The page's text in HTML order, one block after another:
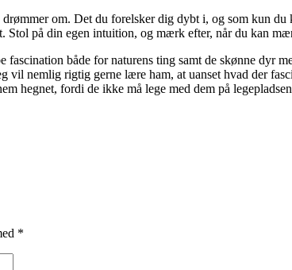
drømmer om. Det du forelsker dig dybt i, og som kun
Stol på din egen intuition, og mærk efter, når du kan
både for naturens ting samt de skønne dyr
nemlig rigtig gerne lære ham, at uanset hvad der
hegnet, fordi de ikke må lege med dem på
*